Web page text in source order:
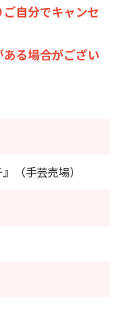
自分でキャンセ
る場合がござい
（手芸売場）